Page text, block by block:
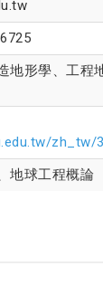
地形學、工程
zh_tw/
地球工程概論